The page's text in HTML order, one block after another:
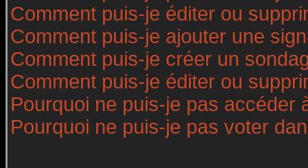
Comment puis-je éditer ou
Comment puis-je ajouter une
Comment puis-je créer un
Comment puis-je éditer ou
Pourquoi ne puis-je pas accéder
Pourquoi ne puis-je pas voter